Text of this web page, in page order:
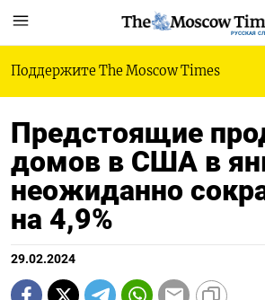
РУССКАЯ
Поддержите The Moscow Times
Предстоящие
домов в США в
неожиданно
на 4,9%
29.02.2024